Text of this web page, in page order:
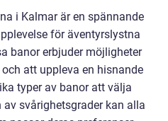
i Kalmar är en spännande
för äventyrslystna
banor erbjuder möjligheter
att uppleva en hisnande
typer av banor att välja
svårighetsgrader kan alla